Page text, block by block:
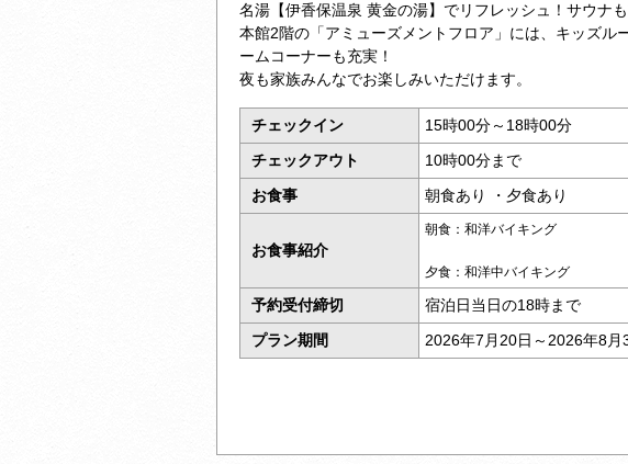
名湯【伊香保温泉 黄金の湯】でリフレッシュ！サウナも
本館2階の「アミューズメントフロア」には、キッズル
ームコーナーも充実！
夜も家族みんなでお楽しみいただけます。
チェックイン
15時00分～18時00分
チェックアウト
10時00分まで
お食事
朝食あり ・夕食あり
お食事紹介
朝食：和洋バイキング
夕食：和洋中バイキング
予約受付締切
宿泊日当日の18時まで
プラン期間
2026年7月20日～2026年8月